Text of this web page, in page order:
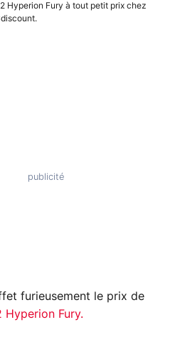
Hyperion Fury à tout petit prix chez
furieusement le prix de
Hyperion Fury.